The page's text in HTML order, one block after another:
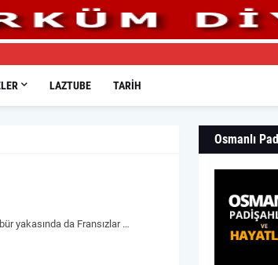
LAZTUBE TARIH
yakasında da Fransızlar …
Osmanlı